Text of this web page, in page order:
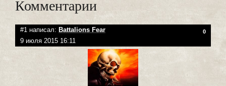
Комментарии
#1 написал: Battalions Fear 0
9 июля 2015 16:11